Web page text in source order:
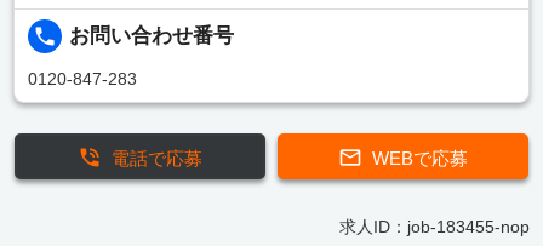
お問い合わせ番号
0120-847-283
WEBで応募
電話で応募
求人ID：job-183455-nop